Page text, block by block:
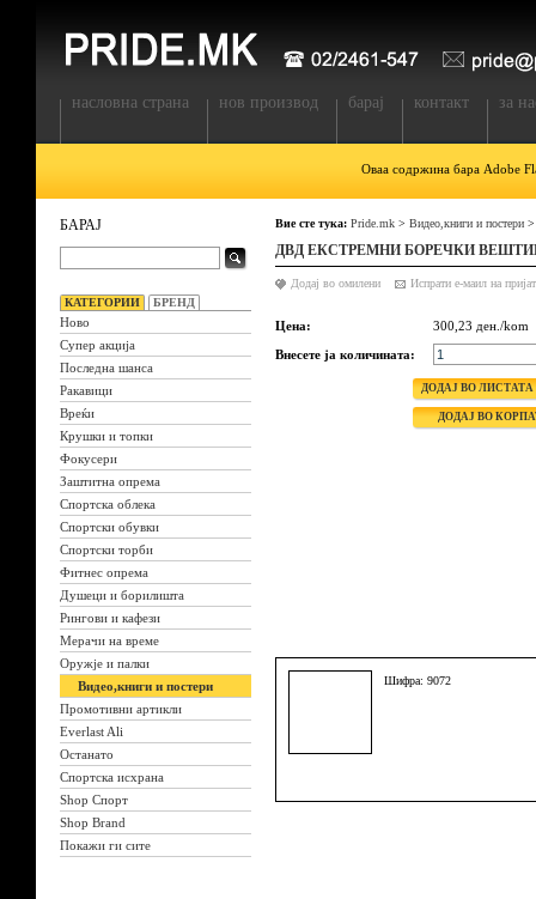
насловна страна нов производ барај контакт за
Оваа содржина бара Adobe
БАРАЈ
КАТЕГОРИИ БРЕНД
Ново
Супер акција
Последна шанса
Ракавици
Вреќи
Крушки и топки
Фокусери
Заштитна опрема
Спортска облека
Спортски обувки
Спортски торби
Фитнес опрема
Душеци и борилишта
Рингови и кафези
Мерачи на време
Оружје и палки
Видео,книги и постери
Промотивни артикли
Everlast Ali
Останато
Спортска исхрана
Shop Спорт
Shop Brand
Покажи ги сите
Вие сте тука: Pride.mk > Видео,книги и постери
ДВД ЕКСТРЕМНИ БОРЕЧКИ
Додај во омилени
Цена:
300,23 ден./kom
Внесете ја количината:
Шифра: 9072